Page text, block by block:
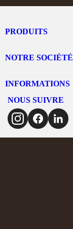
PRODUITS
NOTRE SOCIÉTÉ
INFORMATIONS
NOUS SUIVRE